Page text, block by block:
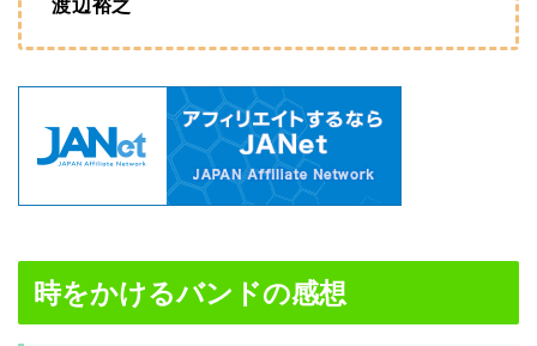
渡辺裕之
時をかけるバンドの感想